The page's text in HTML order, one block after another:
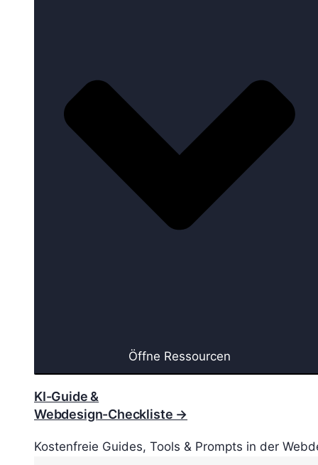
Öffne Ressourcen
KI-Guide &
Webdesign-Checkliste →
Kostenfreie Guides, Tools & Prompts in der